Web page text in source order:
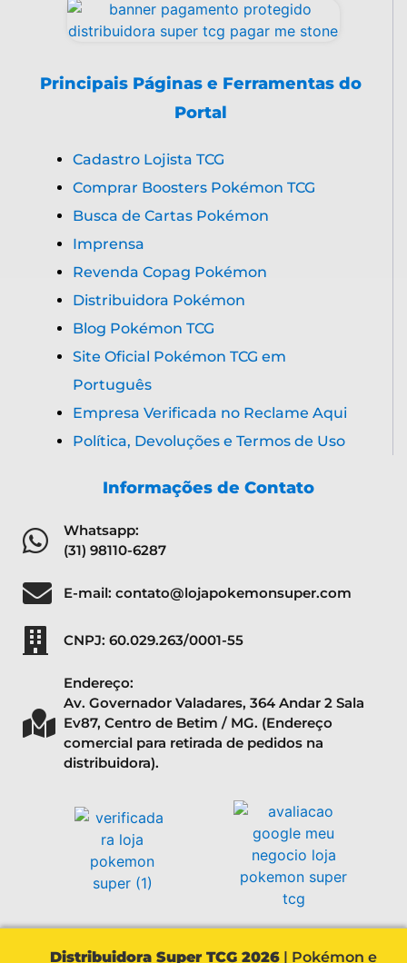
Principais Páginas e Ferramentas do
Portal
Cadastro Lojista TCG
Comprar Boosters Pokémon TCG
Busca de Cartas Pokémon
Imprensa
Revenda Copag Pokémon
Distribuidora Pokémon
Blog Pokémon TCG
Site Oficial Pokémon TCG em
Português
Empresa Verificada no Reclame Aqui
Política, Devoluções e Termos de Uso
Informações de Contato
Whatsapp:
(31) 98110-6287
E-mail: contato@lojapokemonsuper.com
CNPJ: 60.029.263/0001-55
Endereço:
Av. Governador Valadares, 364 Andar 2 Sala
Ev87, Centro de Betim / MG. (Endereço
comercial para retirada de pedidos na
distribuidora).
Distribuidora Super TCG 2026 | Pokémon e